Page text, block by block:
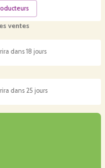
ventes
dans 18 jours
dans 25 jours